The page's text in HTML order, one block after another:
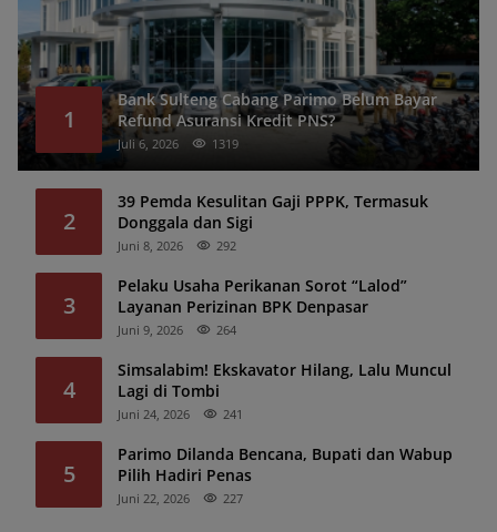
1
Bank Sulteng Cabang Parimo Belum Bayar
Refund Asuransi Kredit PNS?
Juli 6, 2026 1319
2
39 Pemda Kesulitan Gaji PPPK, Termasuk
Donggala dan Sigi
Juni 8, 2026 292
3
Pelaku Usaha Perikanan Sorot “Lalod”
Layanan Perizinan BPK Denpasar
Juni 9, 2026 264
4
Simsalabim! Ekskavator Hilang, Lalu Muncul
Lagi di Tombi
Juni 24, 2026 241
5
Parimo Dilanda Bencana, Bupati dan Wabup
Pilih Hadiri Penas
Juni 22, 2026 227